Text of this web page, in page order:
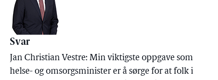
Svar
Jan Christian Vestre: Min viktigste oppgave som
helse- og omsorgsminister er å sørge for at folk i